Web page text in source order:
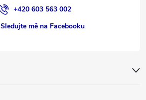
+420 603 563 002
Sledujte mě na Facebooku